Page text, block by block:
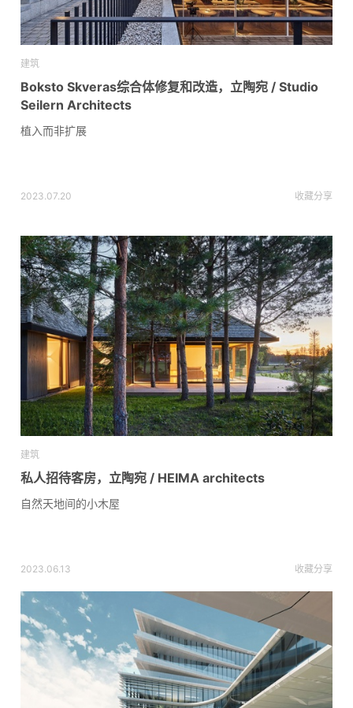
建筑
Boksto Skveras综合体修复和改造，立陶宛 / Studio
Seilern Architects
植入而非扩展
2023.07.20 收藏分享
建筑
私人招待客房，立陶宛 / HEIMA architects
自然天地间的小木屋
2023.06.13 收藏分享